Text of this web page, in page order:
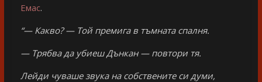
Емас.
“— Какво? — Той премига в тъмната спалня.
— Трябва да убиеш Дънкан — повтори тя.
Лейди чуваше звука на собствените си думи,